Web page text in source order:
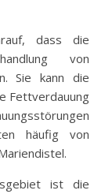
dass die
von
Sie kann die
Fettverdauung
häufig von
ist die